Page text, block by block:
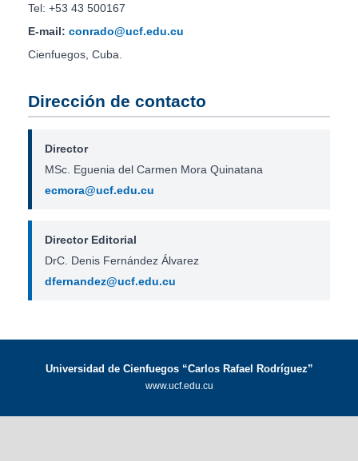
Tel: +53 43 500167
E-mail: conrado@ucf.edu.cu
Cienfuegos, Cuba.
Dirección de contacto
Director
MSc. Eguenia del Carmen Mora Quinatana
ecmora@ucf.edu.cu
Director Editorial
DrC. Denis Fernández Álvarez
dfernandez@ucf.edu.cu
Universidad de Cienfuegos “Carlos Rafael Rodríguez”
www.ucf.edu.cu